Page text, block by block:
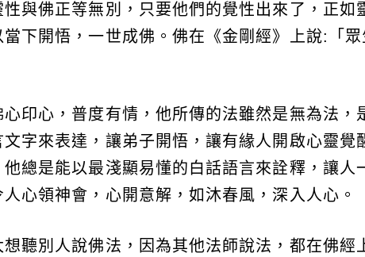
與佛正等無別，只要他們的覺性出來了，正如
下開悟，一世成佛。佛在《金剛經》上說:「
印心，普度有情，他所傳的法雖然是無為法，
字來表達，讓弟子開悟，讓有緣人開啟心靈覺
總是能以最淺顯易懂的白話語言來詮釋，讓人
心領神會，心開意解，如沐春風，深入人心。
聽別人說佛法，因為其他法師說法，都在佛經